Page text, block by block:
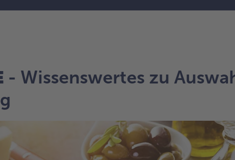
- Wissenswertes zu